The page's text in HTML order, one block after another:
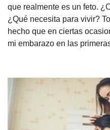
que realmente es un feto.
¿Qué necesita para vivir?
hecho que en ciertas
mi embarazo en las